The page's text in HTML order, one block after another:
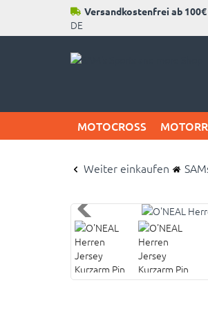
Versandkostenfrei ab 100€
DE
MOTOCROSS
Weiter einkaufen